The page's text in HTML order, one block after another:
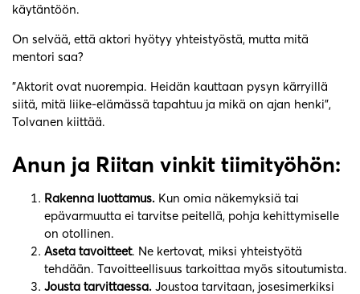
käytäntöön.
On selvää, että aktori hyötyy yhteistyöstä, mutta mitä
mentori saa?
”Aktorit ovat nuorempia. Heidän kauttaan pysyn kärryillä
siitä, mitä liike-elämässä tapahtuu ja mikä on ajan henki”,
Tolvanen kiittää.
Anun ja Riitan vinkit tiimityöhön:
Rakenna luottamus. Kun omia näkemyksiä tai
epävarmuutta ei tarvitse peitellä, pohja kehittymiselle
on otollinen.
Aseta tavoitteet. Ne kertovat, miksi yhteistyötä
tehdään. Tavoitteellisuus tarkoittaa myös sitoutumista.
Jousta tarvittaessa. Joustoa tarvitaan, josesimerkiksi